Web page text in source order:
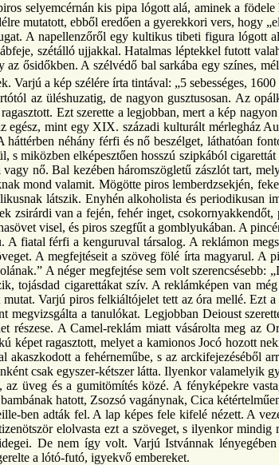
selyemcérnán kis pipa lógott alá, aminek a
mutatott, ebből eredően a gyerekkori vers, hogy
A napellenzőről egy kultikus tibeti figura lógott
szétálló ujjakkal. Hatalmas léptekkel futott
ősidőkben. A szélvédő bal sarkába egy színes,
Varjú a kép szélére írta tintával: „5 sebességes, 1600
az üléshuzatig, de nagyon gusztusosan. Az
Ezt szerette a legjobban, mert a kép
egész, mint egy XIX. századi kulturált
háttérben néhány férfi és nő beszélget, láthatóan
miközben elképesztően hosszú szipkából
nő. Bal kezében háromszögletű zászlót tart,
mond valamit. Mögötte piros lemberdzsekjén,
látszik. Enyhén alkoholista és periodikusan
zsirárdi van a fején, fehér inget,
visel, és piros szegfűt a gomblyukában. A
fiatal férfi a kenguruval társalog. A reklámon
A megfejtéseit a szöveg fölé írta magyarul. A
A néger megfejtése sem volt
tojásdad cigarettákat szív. A reklámképen van
Varjú piros felkiáltójelet tett az óra mellé. Ezt
a tanulókat. Legjobban Deioust
részese. A Camel-reklám miatt vásárolta meg az
képet ragasztott, melyet a kamionos Jocó hozott
a fehérneműbe, s az arckifejezéséből
csak egyszer-kétszer látta. Ilyenkor valamelyik
üveg és a gumitömítés közé. A fényképekre
hatott, Zsozsó vagánynak, Cica
ben adták fel. A lap képes fele kifelé nézett. A
elolvasta ezt a szöveget, s ilyenkor
De nem így volt. Varjú Istvánnak
a lótó-futó, igyekvő embereket.